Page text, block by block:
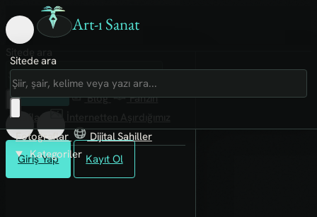
Art-ı Sanat
Giriş Yap Kayıt Ol
Sitede ara
Art-ı Sosyal
İmece
Kütüphane
Blog
Fanzin
Rafları
Fotoğraflar
Dijital Sahiller
Kategoriler